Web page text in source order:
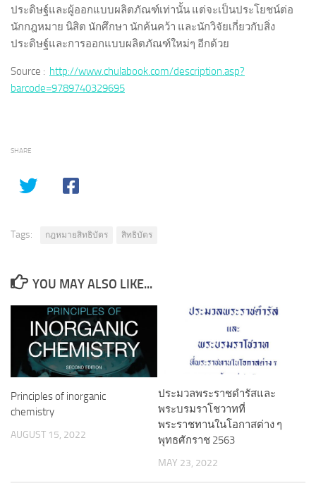
ประดิษฐ์และผู้ออกแบบผลิตภัณฑ์เท่านั้น แต่จะเป็นประโยชน์ต่อ
นักกฎหมาย นิสิต นักศึกษา นักค้นคว้า และนักวิจัยเกี่ยวกับสิ่ง
ประดิษฐ์และการออกแบบผลิตภัณฑ์ใหม่ๆ อีกด้วย
Source : http://www.chulabook.com/description.asp?
barcode=9789740329695
SHARE
Tags: กฎหมายสิทธิบัตร สิทธิบัตร
YOU MAY ALSO LIKE...
Principles of inorganic
chemistry
AUGUST 15, 2022
ประมวลพระราชดำรัสและ
พระบรมราโชวาทที่
พระราชทานในโอกาสต่าง ๆ
พุทธศักราช 2563
MAY 23, 2022